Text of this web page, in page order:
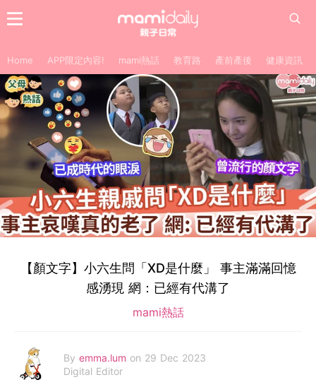
Home APP限定內容! mami熱話 教育路 產前產後 健康資訊
【顏文字】小六生問「XD是什麼」 事主滿滿回憶
感湧現 網：已經有代溝了
mami熱話
By emma.lum on 29 Dec 2023
Digital Editor